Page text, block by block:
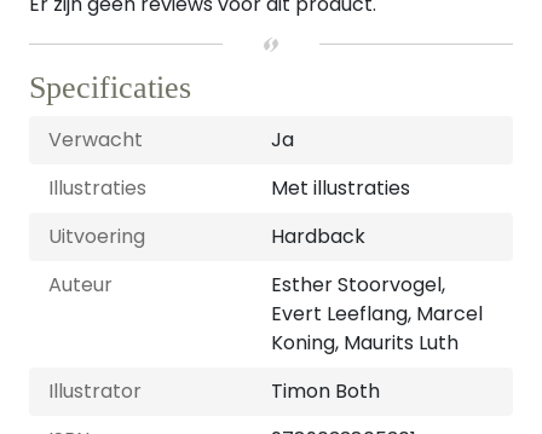
Specificaties
Verwacht
Ja
Illustraties
Met illustraties
Uitvoering
Hardback
Auteur
Esther Stoorvogel,
Evert Leeflang, Marcel
Koning, Maurits Luth
Illustrator
Timon Both